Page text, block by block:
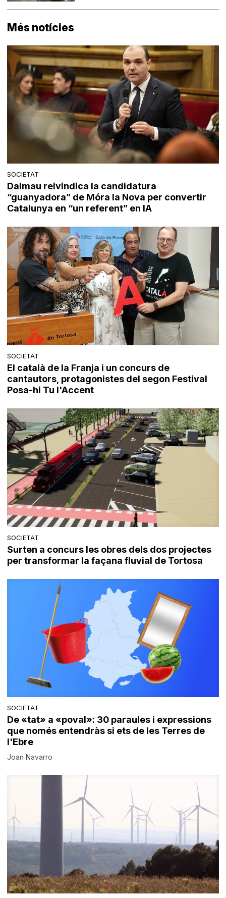
Més notícies
SOCIETAT
Dalmau reivindica la candidatura
“guanyadora” de Móra la Nova per convertir
Catalunya en “un referent” en IA
SOCIETAT
El català de la Franja i un concurs de
cantautors, protagonistes del segon Festival
Posa-hi Tu l'Accent
SOCIETAT
Surten a concurs les obres dels dos projectes
per transformar la façana fluvial de Tortosa
SOCIETAT
De «tat» a «poval»: 30 paraules i expressions
que només entendràs si ets de les Terres de
l'Ebre
Joan Navarro